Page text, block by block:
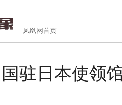
凤凰网首页
驻日本使领